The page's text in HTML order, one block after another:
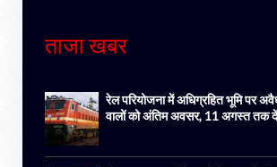
ताजा खबर
रेल परियोजना में अधिग्रहित भूमि पर
वालों को अंतिम अवसर, 11 अगस्त तक दें